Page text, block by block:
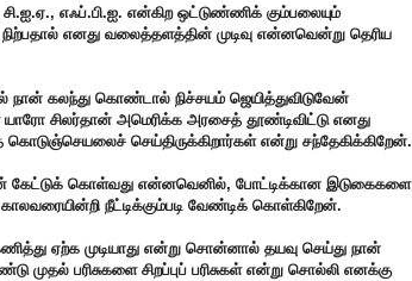
எஃப்.பி.ஐ. என்கிற ஒட்டுண்ணிக் கும்பலையும்
எனது வலைத்தளத்தின் முடிவு என்னவென்று தெரிய
நான் கலந்து கொண்டால் நிச்சயம் ஜெயித்துவிடுவேன்
சிலர்தான் அமெரிக்க அரசைத் தூண்டிவிட்டு எனது
செய்திருக்கிறார்கள் என்று சந்தேகிக்கிறேன்.
கேட்டுக் கொள்வது என்னவெனில், போட்டிக்கான இடுகைகளை
நீட்டிக்கும்படி வேண்டிக் கொள்கிறேன்.
ஏற்க முடியாது என்று சொன்னால் தயவு செய்து நான்
முதல் பரிசுகளை சிறப்புப் பரிசுகள் என்று சொல்லி எனக்கு